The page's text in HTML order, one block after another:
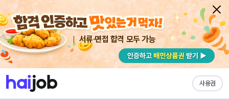
서류·면접 합격 모두 가능
사용권
채용공고 자소서 자유항목 자소서 내 작성목록
한동대학교 즐겨찾기
2025 한동대학교 정규직원 채용 공고